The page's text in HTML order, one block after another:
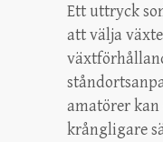
Ett uttryck
att välja
amatörer kan
krångligare